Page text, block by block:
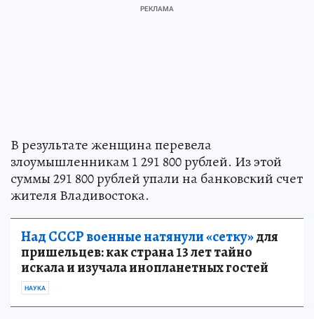
В результате женщина перевела
злоумышленникам 1 291 800 рублей. Из этой
суммы 291 800 рублей упали на банковский счет
жителя Владивостока.
Над СССР военные натянули «сетку»для
пришельцев: как страна 13 лет тайно
искала и изучала инопланетных гостей
НАУКА